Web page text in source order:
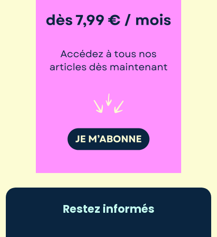
Restez informés